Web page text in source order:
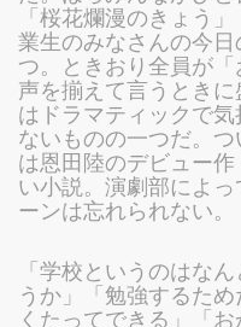
「桜花爛漫のきょう
業生のみなさんの今日
つ。ときおり全員が
声を揃えて言うとき
はドラマティックで
ないものの一つだ。
は恩田陸のデビュー
い小説。演劇部によ
ーンは忘れられない。
「学校というのはな
うか」「勉強するた
くたってできる」「